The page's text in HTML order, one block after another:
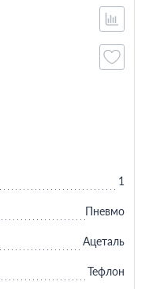
1
Пневмо
Ацеталь
Тефлон